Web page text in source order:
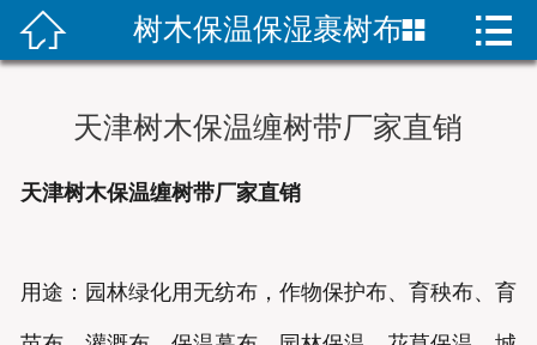
 首页
树木缠树带
 树木保温保湿裹树布 
天津树木保温缠树带厂家直销
天津树木保温缠树带厂家直销
用途：园林绿化用无纺布，作物保护布、育秧布、育